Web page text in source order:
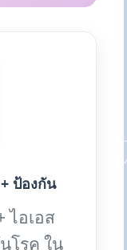
ป้องกัน
ไอเอส
โรค ใน